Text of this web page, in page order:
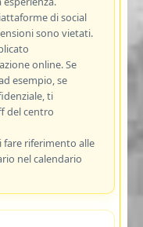
di social
sono vietati.
online. Se
esempio, se
ti
del centro
fare riferimento alle
nel calendario